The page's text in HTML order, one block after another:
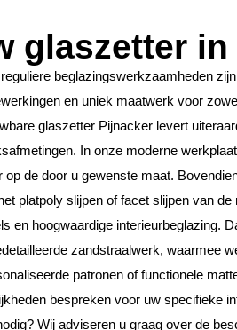
glaszetter
beglazingswerkzaamheden
en uniek maatwerk voor
glaszetter Pijnacker levert
In onze moderne
op de door u gewenste maat.
platpoly slijpen of facet slijpen van
en hoogwaardige interieurbeglazing.
zandstraalwerk, waarmee
patronen of functionele
bespreken voor uw specifieke
Wij adviseren u graag over de